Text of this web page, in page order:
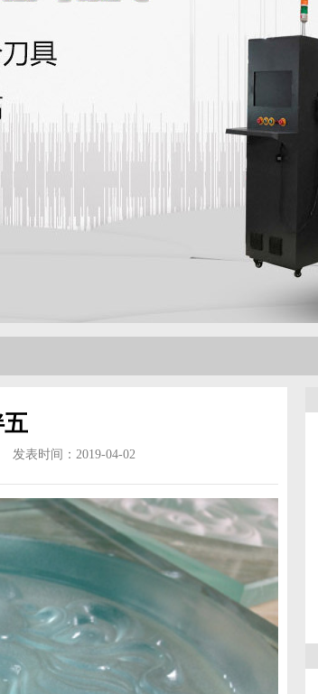
发表时间：2019-04-02